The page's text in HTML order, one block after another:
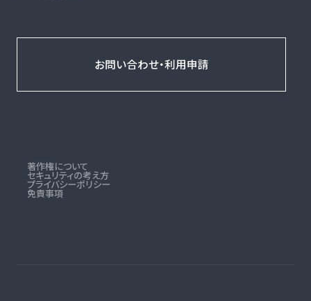
お問い合わせ・利用申請
著作権について
セキュリティの考え方
プライバシーポリシー
免責事項